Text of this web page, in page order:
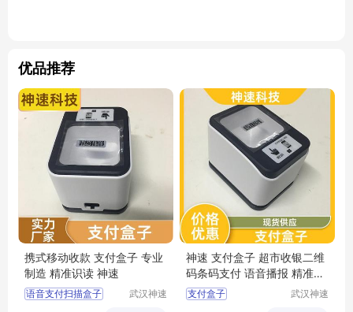
优品推荐
携式移动收款 支付盒子 专业
制造 精准识读 神速
语音支付扫描盒子
武汉神速
神速 支付盒子 超市收银二维
码条码支付 语音播报 精准识
读
支付盒子
武汉神速